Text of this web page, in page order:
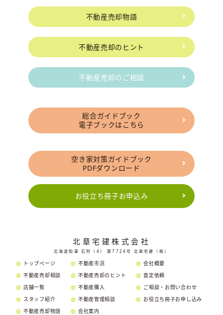
不動産売却物語
不動産売却のヒント
不動産売却のご相談
総合ガイドブック
電子ブックはこちら
空き家対策ガイドブック
PDFダウンロード
お役立ち冊子お申込み
北章宅建株式会社
北海道知事 石狩（4） 第7724号 北章宅建（株）
トップページ
不動産売却相談
店舗一覧
スタッフ紹介
不動産売却物語
不動産市況
不動産売却のヒント
不動産購入
不動産管理相談
会社案内
会社概要
査定依頼
ご相談・お問い合わせ
お役立ち冊子お申し込み